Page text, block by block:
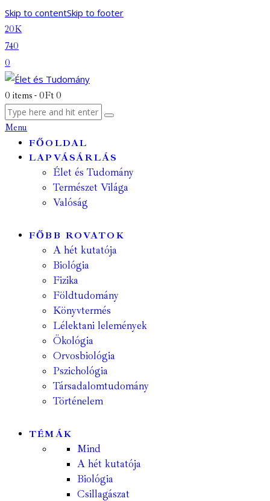
Skip to contentSkip to footer
20K
740
0
0 items - 0Ft 0
Menu
FŐOLDAL
LAPVÁSÁRLÁS
Élet és Tudomány
Természet Világa
Valóság
FŐBB ROVATOK
A hét kutatója
Biológia
Fizika
Földtudomány
Könyvtermés
Lélektani lelemények
Ökológia
Orvosbiológia
Pszichológia
Társadalomtudomány
Történelem
TÉMÁK
Mind
A hét kutatója
Biológia
Csillagászat